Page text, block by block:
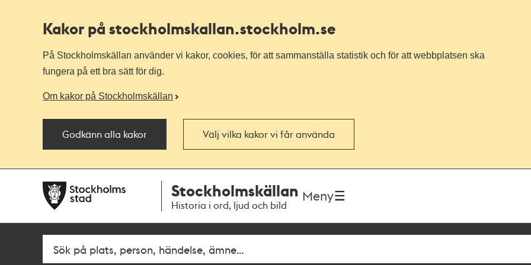
Kakor på stockholmskallan.stockholm.se
På Stockholmskällan använder vi kakor, cookies, för att sammanställa statistik och för att webbplatsen ska
fungera på ett bra sätt för dig.
Om kakor på Stockholmskällan
Godkänn alla kakor Välj vilka kakor vi får använda
navigationen
huvudinnehållet
Stockholmskällan
Historia i ord, ljud och bild
Meny
SökFritextsök